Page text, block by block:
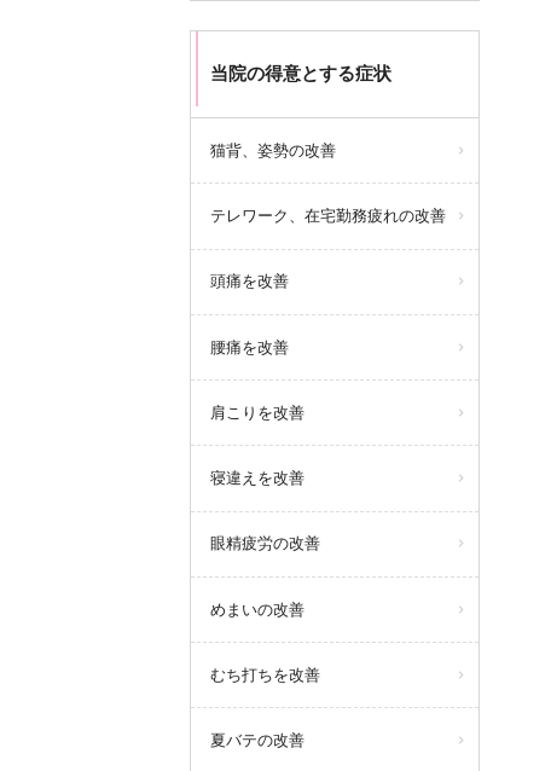
当院の得意とする症状
猫背、姿勢の改善
テレワーク、在宅勤務疲れの改善
頭痛を改善
腰痛を改善
肩こりを改善
寝違えを改善
眼精疲労の改善
めまいの改善
むち打ちを改善
夏バテの改善